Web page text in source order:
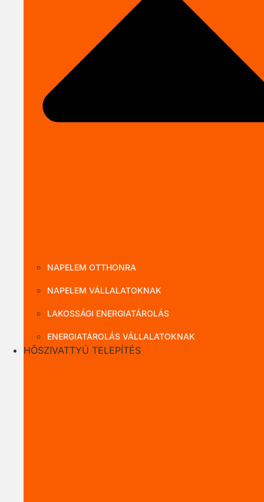
NAPELEM OTTHONRA
NAPELEM VÁLLALATOKNAK
LAKOSSÁGI ENERGIATÁROLÁS
ENERGIATÁROLÁS VÁLLALATOKNAK
HŐSZIVATTYÚ TELEPÍTÉS